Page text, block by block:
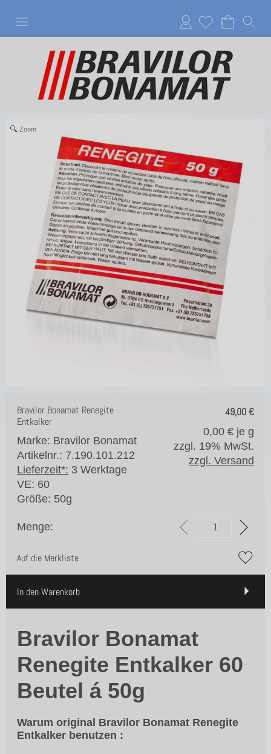
Anmelden
Zoom
49,00€
Bravilor Bonamat Renegite
Entkalker
Marke: Bravilor Bonamat
Artikelnr.: 7.190.101.212
Lieferzeit*: 3 Werktage
VE: 60
Größe: 50g
0,00 € je g
zzgl. 19% MwSt.
zzgl. Versand
Menge:
Auf die Merkliste
In den Warenkorb
Bravilor Bonamat
Renegite Entkalker 60
Beutel á 50g
Warum original Bravilor Bonamat Renegite
Entkalker benutzen :